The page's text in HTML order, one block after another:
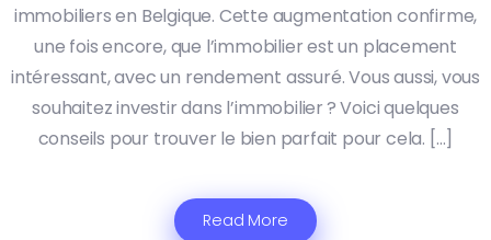
immobiliers en Belgique. Cette augmentation confirme,
une fois encore, que l’immobilier est un placement
intéressant, avec un rendement assuré. Vous aussi, vous
souhaitez investir dans l’immobilier ? Voici quelques
conseils pour trouver le bien parfait pour cela. […]
Read More